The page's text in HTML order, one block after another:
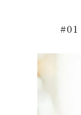
#01